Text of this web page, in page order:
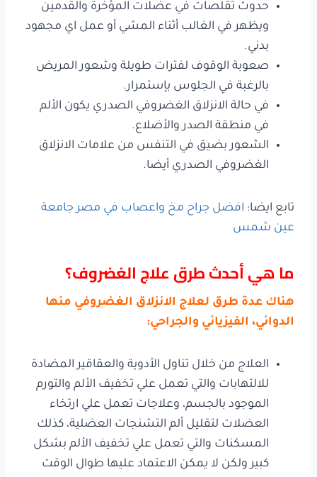
حدوث تقلصات في عضلات المؤخرة والقدمين
ويظهر في الغالب أثناء المشي أو عمل اي مجهود
بدني.
صعوبة الوقوف لفترات طويلة وشعور المريض
بالرغبة في الجلوس بإستمرار.
في حالة الانزلاق الغضروفي الصدري يكون الألم
في منطقة الصدر والأضلاع.
الشعور بضيق في التنفس من علامات الانزلاق
الغضروفي الصدري أيضا.
تابع ايضا: افضل جراح مخ واعصاب في مصر جامعة
عين شمس
ما هي أحدث طرق علاج الغضروف؟
هناك عدة طرق لعلاج الانزلاق الغضروفي منها
الدوائي، الفيزيائي والجراحي:
العلاج من خلال تناول الأدوية والعقاقير المضادة
للالتهابات والتي تعمل علي تخفيف الألم والتورم
الموجود بالجسم، وعلاجات تعمل علي ارتخاء
العضلات لتقليل ألم التشنجات العضلية، كذلك
المسكنات والتي تعمل علي تخفيف الألم بشكل
كبير ولكن لا يمكن الاعتماد عليها طوال الوقت